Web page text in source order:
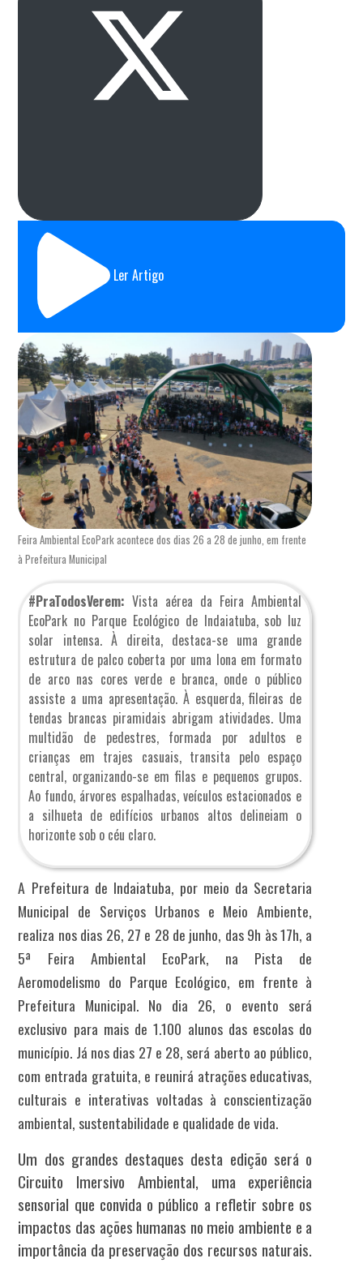
Ler Artigo
Feira Ambiental EcoPark acontece dos dias 26 a 28 de junho, em frente
à Prefeitura Municipal
#PraTodosVerem:Vista aérea da Feira Ambiental
EcoPark no Parque Ecológico de Indaiatuba, sob luz
solar intensa. À direita, destaca-se uma grande
estrutura de palco coberta por uma lona em formato
de arco nas cores verde e branca, onde o público
assiste a uma apresentação. À esquerda, fileiras de
tendas brancas piramidais abrigam atividades. Uma
multidão de pedestres, formada por adultos e
crianças em trajes casuais, transita pelo espaço
central, organizando-se em filas e pequenos grupos.
Ao fundo, árvores espalhadas, veículos estacionados e
a silhueta de edifícios urbanos altos delineiam o
horizonte sob o céu claro.
A Prefeitura de Indaiatuba, por meio da Secretaria
Municipal de Serviços Urbanos e Meio Ambiente,
realiza nos dias 26, 27 e 28 de junho, das 9h às 17h, a
5ª Feira Ambiental EcoPark, na Pista de
Aeromodelismo do Parque Ecológico, em frente à
Prefeitura Municipal. No dia 26, o evento será
exclusivo para mais de 1.100 alunos das escolas do
município. Já nos dias 27 e 28, será aberto ao público,
com entrada gratuita, e reunirá atrações educativas,
culturais e interativas voltadas à conscientização
ambiental, sustentabilidade e qualidade de vida.
Um dos grandes destaques desta edição será o
Circuito Imersivo Ambiental, uma experiência
sensorial que convida o público a refletir sobre os
impactos das ações humanas no meio ambiente e a
importância da preservação dos recursos naturais.